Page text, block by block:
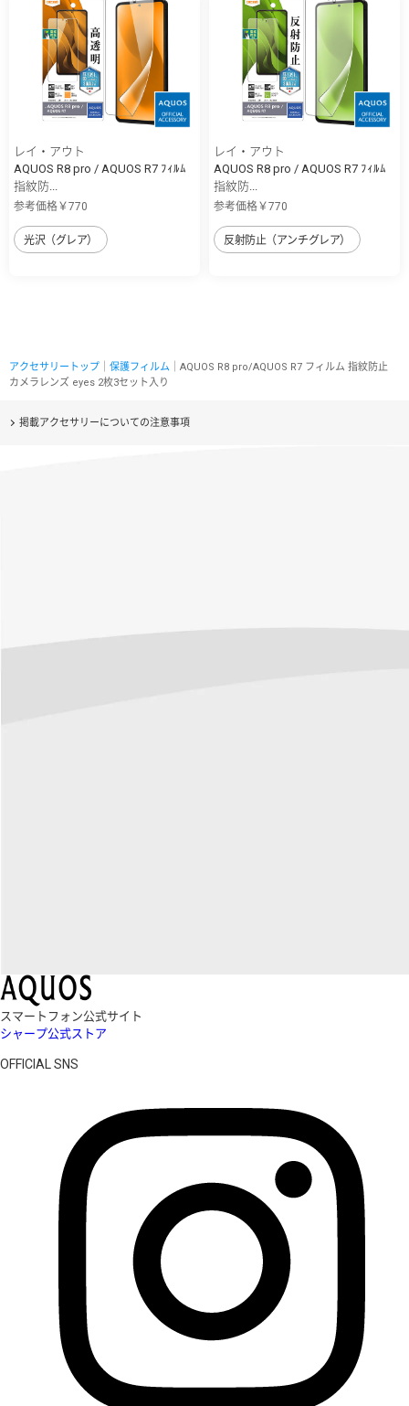
レイ・アウト
AQUOS R8 pro / AQUOS R7 ﾌｨﾙﾑ
指紋防...
参考価格￥770
光沢（グレア）
レイ・アウト
AQUOS R8 pro / AQUOS R7 ﾌｨﾙﾑ
指紋防...
参考価格￥770
反射防止（アンチグレア）
アクセサリートップ 保護フィルム ｜AQUOS R8 pro/AQUOS R7 フィルム 指紋防止
カメラレンズ eyes 2枚3セット入り
掲載アクセサリーについての注意事項
スマートフォン公式サイト
シャープ公式ストア
OFFICIAL SNS